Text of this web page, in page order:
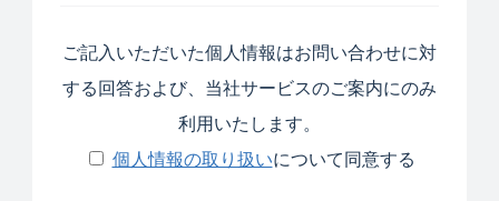
ご記入いただいた個人情報はお問い合わせに対
する回答および、当社サービスのご案内にのみ
利用いたします。
個人情報の取り扱いについて同意する